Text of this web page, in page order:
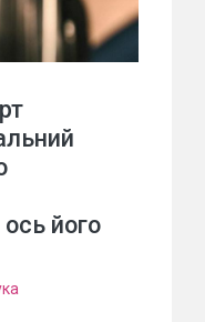
його